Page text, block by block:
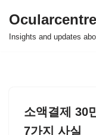
Skip
Ocularcentre
Insights and updates
소액결제 30
7가지 사실